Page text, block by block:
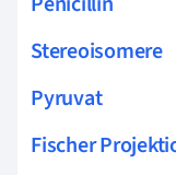
Stereoisomere
Pyruvat
Fischer